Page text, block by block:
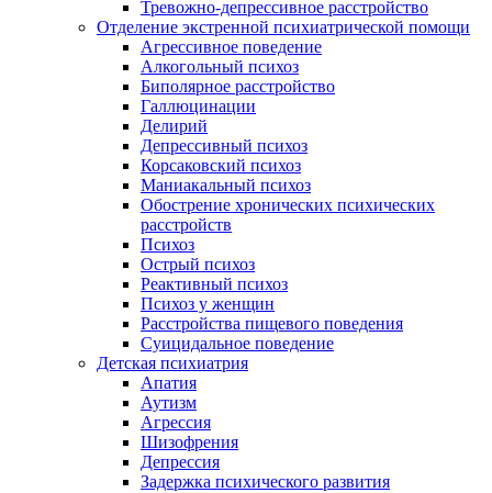
Тревожно-депрессивное расстройство
Отделение экстренной психиатрической помощи
Агрессивное поведение
Алкогольный психоз
Биполярное расстройство
Галлюцинации
Делирий
Депрессивный психоз
Корсаковский психоз
Маниакальный психоз
Обострение хронических психических
расстройств
Психоз
Острый психоз
Реактивный психоз
Психоз у женщин
Расстройства пищевого поведения
Суицидальное поведение
Детская психиатрия
Апатия
Аутизм
Агрессия
Шизофрения
Депрессия
Задержка психического развития